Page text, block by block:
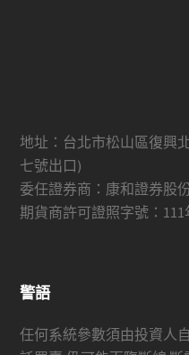
地址：台北市松山區復興
七號出口)
委任證券商：康和證券股
期貨商許可證照字號：
警語
任何系統參數須由投資人